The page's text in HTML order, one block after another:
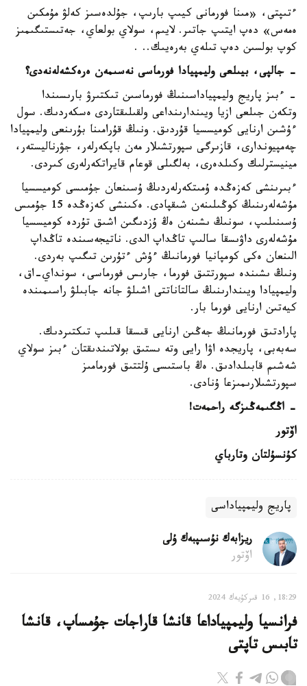
ءتىپتى، «مىنا فورمانى كيىپ بارىپ، جۇلدەسىز كەلۋ مۇمكىن
ەمەس» دەپ ايتىپ جاتىر. لايىم، سولاي بولعاي، جەتىستىگىمىز
كوپ بولسىن دەپ تىلەي بەرەيىك.. .
- جالپى، بيىلعى وليمپيادا فورماسى نەسىمەن ەرەكشەلەنەدى؟
- ءبىز پاريج وليمپياداسىنىڭ فورماسىن تىكتىرۋ بارىسىندا
وتكەن جىلعى ازيا ويىندارىنداعى ولقىلىقتاردى ەسكەردىك. سول
ءۇشىن ارنايى كوميسسيا قۇردىق. ونىڭ قۇرامىنا بۇرىنعى وليمپيادا
چەمپيوندارى، قازىرگى سپورتشىلار مەن باپكەرلەر، جۋرناليستەر،
مينيسترلىك وكىلدەرى، بەلگىلى قوعام قايراتكەرلەرى كىردى.
ءبىرىنشى كەزەڭدە ۇمىتكەرلەردىڭ ۇسىنعان جۇمىسى كوميسسيا
مۇشەلەرىنىڭ كوڭىلىنەن شىقپادى. ەكىنشى كەزەڭدە 15 جۇمىس
ۇسىنىلىپ، سونىڭ ىشىنەن ەڭ ۇزدىگىن اشىق تۇردە كوميسسيا
مۇشەلەرى داۋىسقا سالىپ تاڭداپ الدى. ناتيجەسىندە تاڭداپ
الىنعان ەكى كومپانيا فورمانىڭ ءۇش ءتۇرىن تىگىپ بەردى.
ونىڭ ىشىندە سپورتتىق فورما، جارىس فورماسى، سونداي-اق،
وليمپيادا ويىندارىنىڭ سالتاناتتى اشىلۋ جانە جابىلۋ راسىمىندە
كيەتىن ارنايى فورما بار.
پارادتىق فورمانىڭ جەڭىن ارنايى قىسقا قىلىپ تىكتىردىك.
سەبەبى، پاريجدە اۋا رايى وتە ىستىق بولاتىندىقتان ءبىز سولاي
شەشىم قابىلدادىق. ەڭ باستىسى ۇلتتىق فورمامىز
سپورتشىلارىمىزعا ۇنادى.
- اڭگىمەڭىزگە راحمەت!
اۆتور
كۇنسۇلتان وتارباي
پاريج وليمپياداسى
ريزابەك نۇسىپبەك ۇلى
اۆتور
18:29, 16 قىركۇيەك 2024
فرانسيا وليمپياداعا قانشا قاراجات جۇمساپ، قانشا
تابىس تاپتى